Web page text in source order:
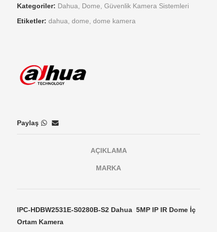
Kategoriler: Dahua Dome Güvenlik Kamera Sistemleri
Etiketler: dahua dome dome kamera
Paylaş
AÇIKLAMA
MARKA
IPC-HDBW2531E-S0280B-S2 Dahua 5MP IP IR Dome İç
Ortam Kamera